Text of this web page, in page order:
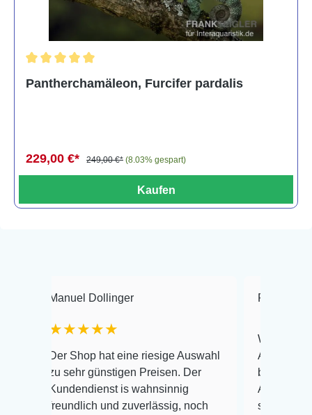
Pantherchamäleon, Furcifer pardalis
229,00 €* 249,00 €* (8.03% gespart)
Kaufen
Dollinger
Shop hat eine riesige Auswahl
sehr günstigen Preisen. Der
is wahnsinnig
und zuverlässig, noch
Frank Hackmayer
Warenanlieferung Top
Auswahl plus
befinden der Fische
Alles ist quick
super Zustand. Gerne